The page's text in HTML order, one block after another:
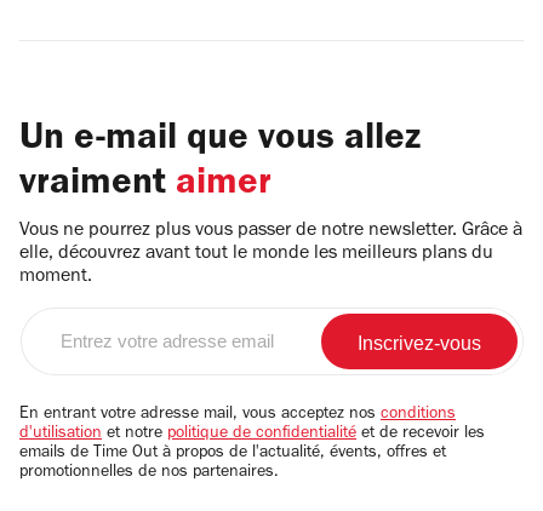
Un e-mail que vous allez
vraiment aimer
Vous ne pourrez plus vous passer de notre newsletter. Grâce à
elle, découvrez avant tout le monde les meilleurs plans du
moment.
email
En entrant votre adresse mail, vous acceptez nos conditions
d'utilisation et notre politique de confidentialité et de recevoir les
emails de Time Out à propos de l'actualité, évents, offres et
promotionnelles de nos partenaires.